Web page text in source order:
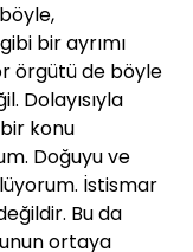
bir ayrımı
örgütü de böyle
Dolayısıyla
konu
Doğuyu ve
İstismar
Bu da
ortaya